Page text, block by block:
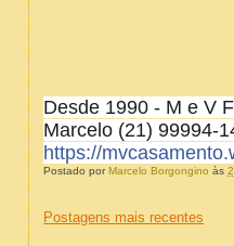
Desde 1990 - M e V
Marcelo (21) 99994-
https://
Postado porMarcelo Borgonginoàs
Postagens mais recentes